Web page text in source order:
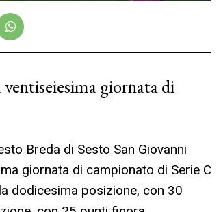
ventiseiesima giornata di
Breda di Sesto San Giovanni
giornata di campionato di Serie C
dodicesima posizione, con 30